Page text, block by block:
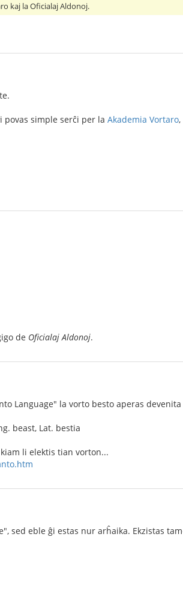
kaj la Oficialaj Aldonoj.
povas simple serĉi per la Akademia Vortaro
de Oficialaj Aldonoj.
Language" la vorto besto aperas
beast, Lat. bestia
li elektis tian vorton...
sed eble ĝi estas nur arĥaika. Ekzistas